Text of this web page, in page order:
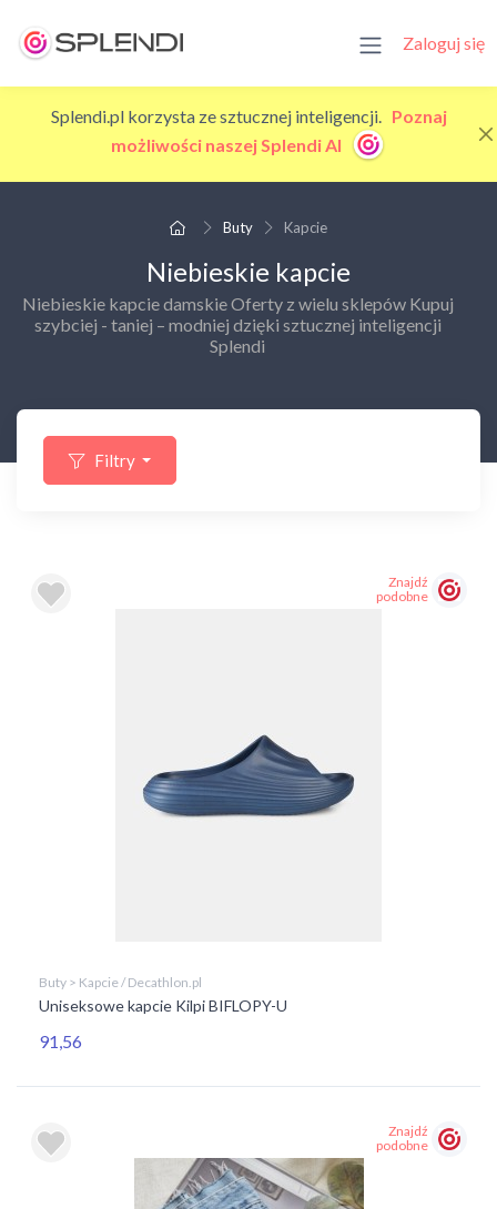
Zaloguj się
Splendi.pl korzysta ze sztucznej inteligencji. Poznaj
możliwości naszej Splendi AI
Buty Kapcie
Niebieskie kapcie
Niebieskie kapcie damskie Oferty z wielu sklepów Kupuj
szybciej - taniej – modniej dzięki sztucznej inteligencji
Splendi
Filtry
Znajdź
podobne
Buty > Kapcie / Decathlon.pl
Uniseksowe kapcie Kilpi BIFLOPY-U
91,56
Znajdź
podobne